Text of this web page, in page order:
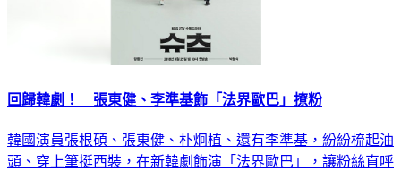
回歸韓劇！ 張東健、李準基飾「法界歐巴」撩粉
韓國演員張根碩、張東健、朴炯植、還有李準基，紛紛梳起油
頭、穿上筆挺西裝，在新韓劇飾演「法界歐巴」，讓粉絲直呼